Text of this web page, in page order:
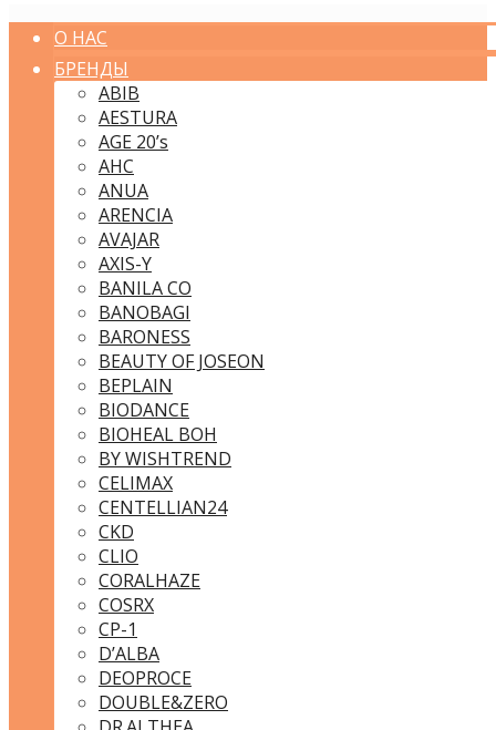
О НАС
БРЕНДЫ
ABIB
AESTURA
AGE 20’s
AHC
ANUA
ARENCIA
AVAJAR
AXIS-Y
BANILA CO
BANOBAGI
BARONESS
BEAUTY OF JOSEON
BEPLAIN
BIODANCE
BIOHEAL BOH
BY WISHTREND
CELIMAX
CENTELLIAN24
CKD
CLIO
CORALHAZE
COSRX
CP-1
D’ALBA
DEOPROCE
DOUBLE&ZERO